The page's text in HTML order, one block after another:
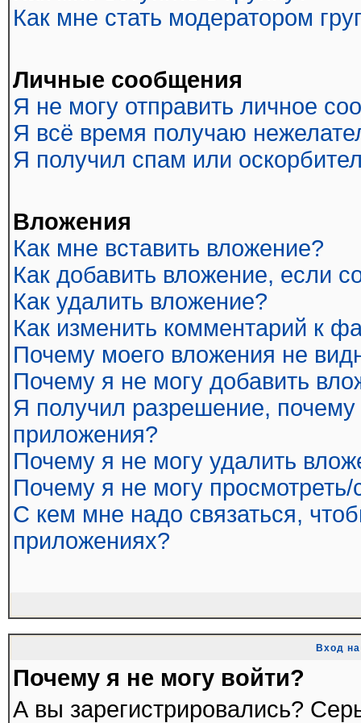
Как мне стать модератором
Личные сообщения
Я не могу отправить личное
Я всё время получаю
Я получил спам или
Вложения
Как мне вставить вложение?
Как добавить вложение, если
Как удалить вложение?
Как изменить комментарий к
Почему моего вложения не
Почему я не могу добавить
Я получил разрешение,
приложения?
Почему я не могу удалить
Почему я не могу просмотреть/
С кем мне надо связаться,
приложениях?
Вход
Почему я не могу войти?
А вы зарегистрировались?